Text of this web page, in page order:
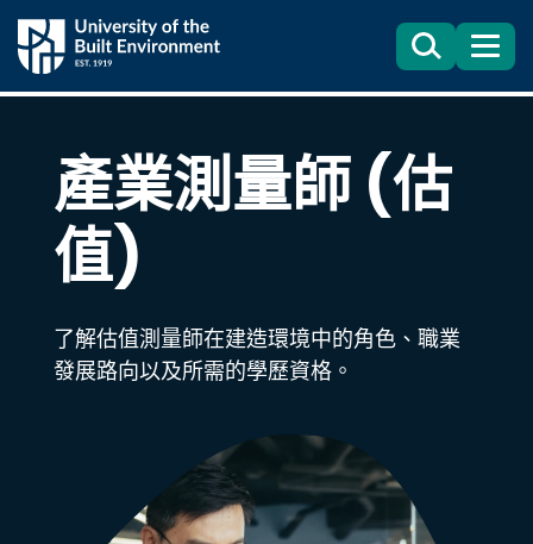
Search
目
錄
產業測量師 (估
值)
了解估值測量師在建造環境中的角色、職業
發展路向以及所需的學歷資格。